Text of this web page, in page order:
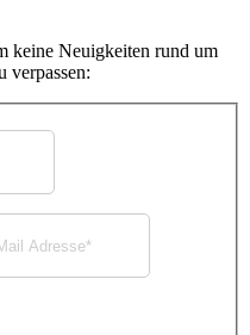
keine Neuigkeiten rund um
verpassen: